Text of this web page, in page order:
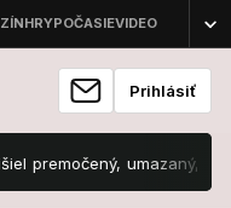
Prihlásiť
umazaný, ale...